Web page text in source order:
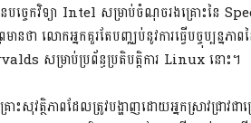
នបច្ចេកវិទ្យា Intel សម្រាប់ចំណុចរងគ្រោះន
មានថា លោកអ្នកគួរតែបញ្ឈប់នូវការធ្វើបច្ចុប្បន្
សម្រាប់ប្រព័ន្ធប្រតិបត្តិការ Linux នោះ។
ថិភាពដែលត្រូវបង្ហាញដោយអ្នកស្រាវជ្រាវជាច្